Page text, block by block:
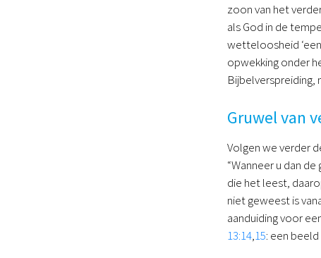
zoon van het
als God in de
wetteloosheid
opwekking onder
Bijbelverspreiding,
Gruwel van
Volgen we verder
“Wanneer u dan
die het leest,
niet geweest is
aanduiding voor
13:14,15: een